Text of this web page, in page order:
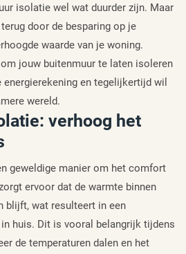
isolatie wel wat duurder zijn. Maar
door de besparing op je
waarde van je woning.
jouw buitenmuur te laten isoleren
en tegelijkertijd wil
wereld.
verhoog het
geweldige manier om het comfort
ervoor dat de warmte binnen
blijft, wat resulteert in een
huis. Dit is vooral belangrijk tijdens
de temperaturen dalen en het